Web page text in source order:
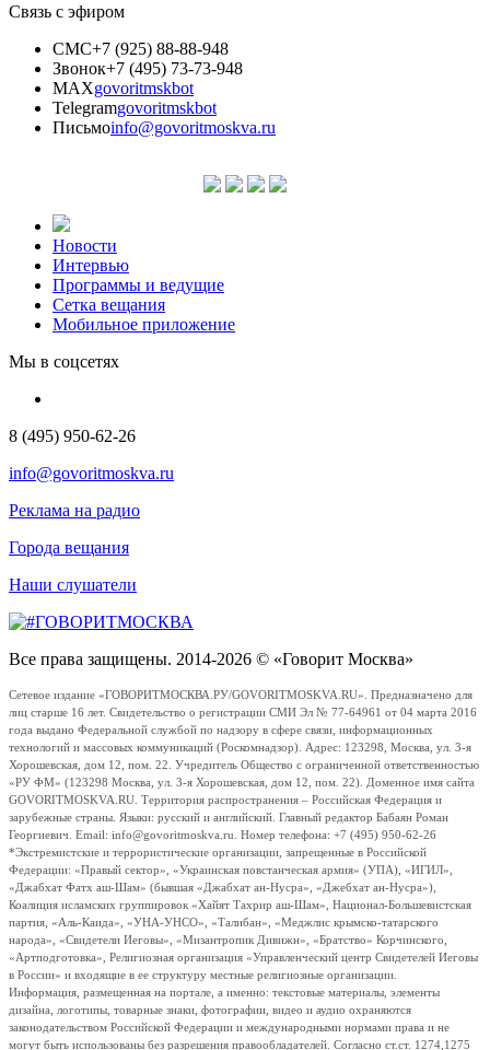
Связь с эфиром
СМС+7 (925) 88-88-948
Звонок+7 (495) 73-73-948
MAXgovoritmskbot
Telegramgovoritmskbot
Письмоinfo@govoritmoskva.ru
Новости
Интервью
Программы и ведущие
Сетка вещания
Мобильное приложение
Мы в соцсетях
8 (495) 950-62-26
info@govoritmoskva.ru
Реклама на радио
Города вещания
Наши слушатели
Все права защищены. 2014-2026 © «Говорит Москва»
Сетевое издание «ГОВОРИТМОСКВА.РУ/GOVORITMOSKVA.RU». Предназначено для
лиц старше 16 лет. Свидетельство о регистрации СМИ Эл № 77-64961 от 04 марта 2016
года выдано Федеральной службой по надзору в сфере связи, информационных
технологий и массовых коммуникаций (Роскомнадзор). Адрес: 123298, Москва, ул. 3-я
Хорошевская, дом 12, пом. 22. Учредитель Общество с ограниченной ответственностью
«РУ ФМ» (123298 Москва, ул. 3-я Хорошевская, дом 12, пом. 22). Доменное имя сайта
GOVORITMOSKVA.RU. Территория распространения – Российская Федерация и
зарубежные страны. Языки: русский и английский. Главный редактор Бабаян Роман
Георгиевич. Email: info@govoritmoskva.ru. Номер телефона: +7 (495) 950-62-26
*Экстремистские и террористические организации, запрещенные в Российской
Федерации: «Правый сектор», «Украинская повстанческая армия» (УПА), «ИГИЛ»,
«Джабхат Фатх аш-Шам» (бывшая «Джабхат ан-Нусра», «Джебхат ан-Нусра»),
Коалиция исламских группировок «Хайят Тахрир аш-Шам», Национал-Большевистская
партия, «Аль-Каида», «УНА-УНСО», «Талибан», «Меджлис крымско-татарского
народа», «Свидетели Иеговы», «Мизантропик Дивижн», «Братство» Корчинского,
«Артподготовка», Религиозная организация «Управленческий центр Свидетелей Иеговы
в России» и входящие в ее структуру местные религиозные организации.
Информация, размещенная на портале, а именно: текстовые материалы, элементы
дизайна, логотипы, товарные знаки, фотографии, видео и аудио охраняются
законодательством Российской Федерации и международными нормами права и не
могут быть использованы без разрешения правообладателей. Согласно ст.ст. 1274,1275